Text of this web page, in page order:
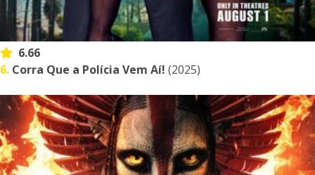
6.66
6. Corra Que a Polícia Vem Aí! (2025)